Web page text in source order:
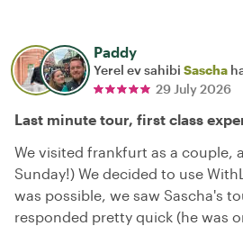
Paddy
Yerel ev sahibi Sascha
29 July 2026
Last minute tour, first class
We visited frankfurt as a couple,
Sunday!) We decided to use
was possible, we saw Sascha's
responded pretty quick (he was